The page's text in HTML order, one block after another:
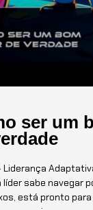
ser um
Liderança
líder sabe navegar
está pronto